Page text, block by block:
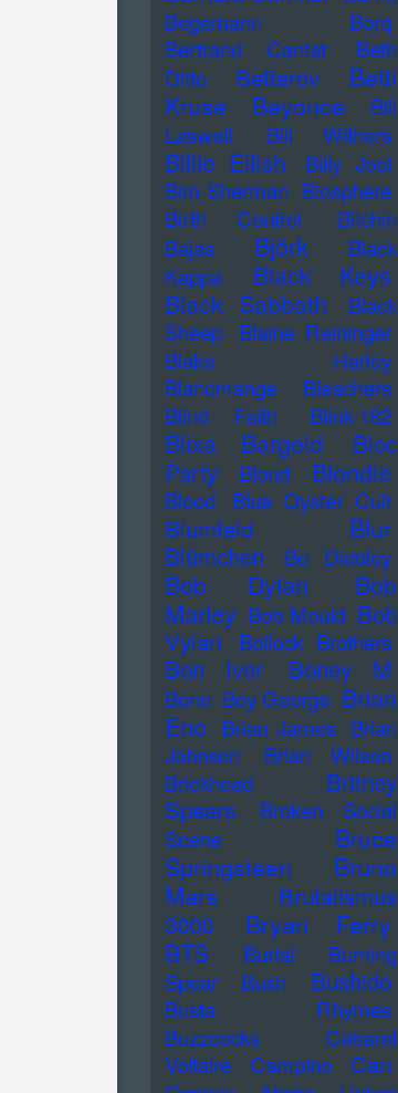
Begemann
Berq
Bertrand Cantat
Beth
Ditto
Betterov
Betti
Kruse
Beyonce
Bill
Laswell
Bill Withers
Billie Eilish
Billy Joel
Bim Sherman Biosphere
Birth Control
Bitchin
Bajas
Björk
Black
Kappa
Black Keys
Black Sabbath
Black
Sheep
Blaine Reininger
Blake Harley
Blancmange
Bleachers
Blind Faith
Blink-182
Blixa Bargeld
Bloc
Party
Blond Blondie
Blood Blue Oyster Cult
Blumfeld Blur
Blümchen Bo Diddley
Bob Dylan
Bob
Marley Bob Mould Bob
Vylan
Bollock Brothers
Bon Iver Boney M
Bono Boy George Brian
Eno Brian James Brian
Johnson
Brian Wilson
Brickhead
Britney
Spears
Broken Social
Scene
Bruce
Springsteen
Bruno
Mars
Brutalismus
3000
Bryan Ferry
BTS
Burial
Burning
Spear
Bush Bushido
Busta Rhymes
Buzzcocks
Cabaret
Voltaire
Campino Can